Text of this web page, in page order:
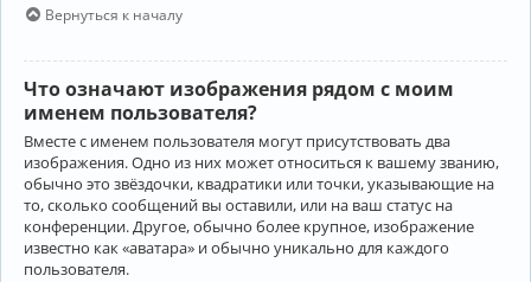
Вернуться к началу
Что означают изображения рядом с моим
именем пользователя?
Вместе с именем пользователя могут присутствовать два
изображения. Одно из них может относиться к вашему званию,
обычно это звёздочки, квадратики или точки, указывающие на
то, сколько сообщений вы оставили, или на ваш статус на
конференции. Другое, обычно более крупное, изображение
известно как «аватара» и обычно уникально для каждого
пользователя.